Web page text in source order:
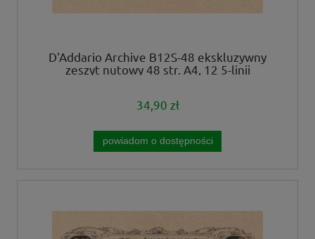
D'Addario Archive B12S-48 ekskluzywny
zeszyt nutowy 48 str. A4, 12 5-linii
34,90 zł
powiadom o dostępności